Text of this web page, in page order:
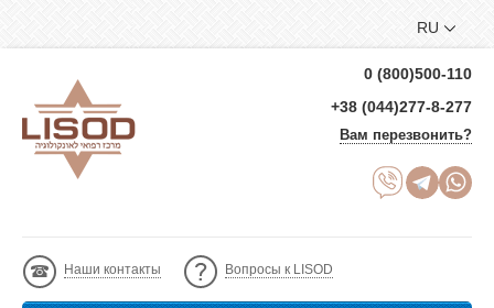
RU
0 (800)500-110
+38 (044)277-8-277
Вам перезвонить?
Наши контакты Вопросы к LISOD